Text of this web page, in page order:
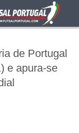
de Portugal
e apura-se